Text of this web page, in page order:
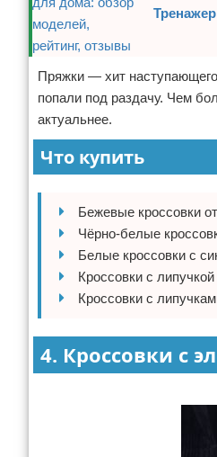
Пряжки — хит
попали под раздачу. Чем
актуальнее.
Что купить
Бежевые кроссовки
Чёрно-белые
Белые кроссовки с
Кроссовки с
Кроссовки с
4. Кроссовки с